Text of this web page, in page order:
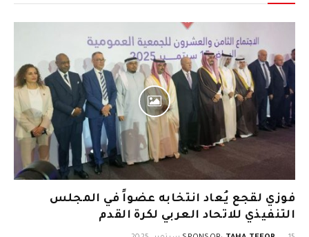
فوزي لقجع يُعاد انتخابه عضواً في المجلس
التنفيذي للاتحاد العربي لكرة القدم